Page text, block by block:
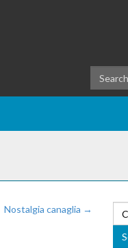
Nostalgia canaglia →